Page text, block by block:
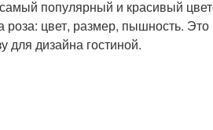
Осенние поделки
популярный и красивый
роза: цвет, размер, пышность.
для дизайна гостиной.